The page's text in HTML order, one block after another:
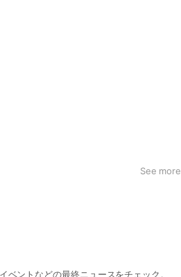
See more
ベントなどの最終ニュースをチェック。